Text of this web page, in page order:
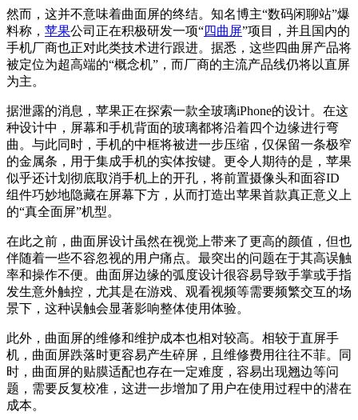
然而，这并不意味着曲面屏的终结。知名博主“数码闲聊站”爆
料称， 苹果公司正在积极研发一项“四曲屏”项目，并且国内的
手机厂商也正对此类技术进行跟进。据悉，这些四曲屏产品将
被定位为超高端的“概念机”，而厂商的主流产品线仍将以直屏
为主。
据泄露的消息，苹果正在探索一款全玻璃iPhone的设计。在这
种设计中，屏幕和手机背面的玻璃都将沿着四个边缘进行弯
曲。与此同时，手机的中框将被进一步压缩，仅保留一条极窄
的金属条，用于集成手机的实体按键。更令人期待的是，苹果
似乎还计划彻底取消手机上的开孔，将前置摄像头和面容ID
组件巧妙地隐藏在屏幕下方，从而打造出苹果首款真正意义上
的“真全面屏”机型。
在此之前，曲面屏设计虽然在视觉上带来了更高的颜值，但也
伴随着一些不容忽视的用户痛点。最突出的问题在于其高误触
率和操作不便。曲面屏边缘的弧度设计很容易导致手掌或手指
发生意外触控，尤其是在游戏、观看视频等需要频繁交互的场
景下，这种误触会显著影响整体使用体验。
此外，曲面屏的维修和维护成本也相对较高。相较于直屏手
机，曲面屏跌落时更容易产生碎屏，且维修费用往往不菲。同
时，曲面屏的贴膜适配也存在一定难度，容易出现翘边等问
题，需要反复校准，这进一步增加了用户在使用过程中的潜在
成本。